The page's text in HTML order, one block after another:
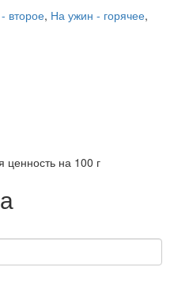
второе, На ужин - горячее,
ценность на 100 г